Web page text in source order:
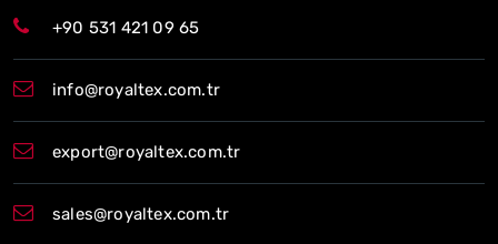
+90 531 421 09 65
info@royaltex.com.tr
export@royaltex.com.tr
sales@royaltex.com.tr